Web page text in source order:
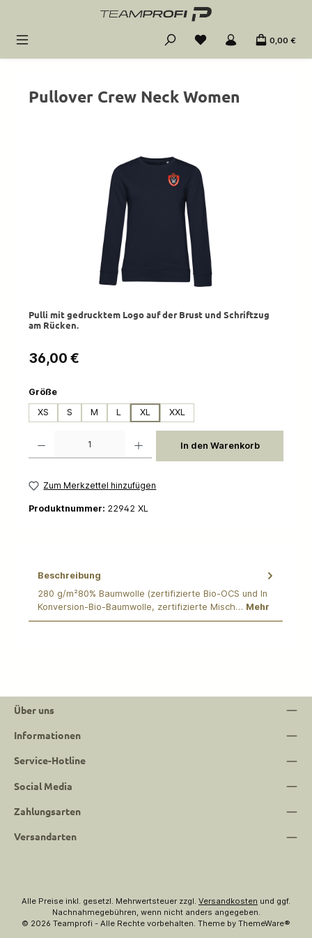
Zum Hauptinhalt springen
0,00 €
Pullover Crew Neck Women
Pulli mit gedrucktem Logo auf der Brust und Schriftzug
am Rücken.
Regulärer Preis:
36,00 €
Größeauswählen
XS
S M L XL XXL
In den Warenkorb
Zum Merkzettel hinzufügen
Produktnummer: 22942 XL
Beschreibung
280 g/m²80% Baumwolle (zertifizierte Bio-OCS und In
Konversion-Bio-Baumwolle, zertifizierte Misch… Mehr
Über uns
Informationen
Service-Hotline
Social Media
Zahlungsarten
Versandarten
Alle Preise inkl. gesetzl. Mehrwertsteuer zzgl. Versandkosten und ggf.
Nachnahmegebühren, wenn nicht anders angegeben.
© 2026 Teamprofi - Alle Rechte vorbehalten. Theme by ThemeWare®